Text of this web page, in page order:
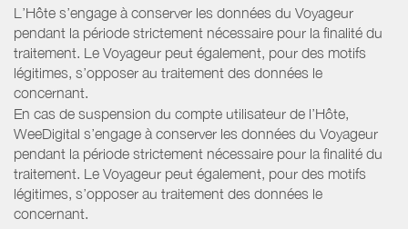
L’Hôte s’engage à conserver les données du Voyageur
pendant la période strictement nécessaire pour la finalité du
traitement. Le Voyageur peut également, pour des motifs
légitimes, s’opposer au traitement des données le
concernant.
En cas de suspension du compte utilisateur de l’Hôte,
WeeDigital s’engage à conserver les données du Voyageur
pendant la période strictement nécessaire pour la finalité du
traitement. Le Voyageur peut également, pour des motifs
légitimes, s’opposer au traitement des données le
concernant.